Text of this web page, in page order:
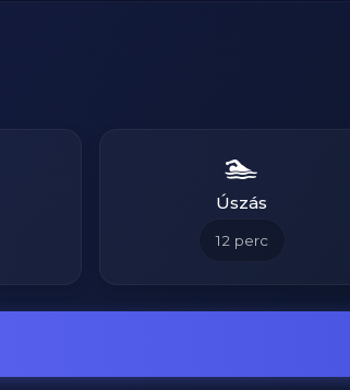
🏊
Úszás
12 perc